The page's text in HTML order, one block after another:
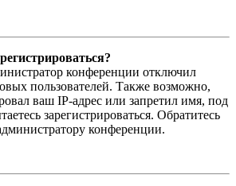
конференции отключил
пользователей. Также возможно,
ваш IP-адрес или запретил имя, под
зарегистрироваться. Обратитесь
конференции.